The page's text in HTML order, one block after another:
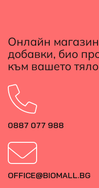
Онлайн
добавки, био
към вашето
0887 077 988
OFFICE@BIOMALL.BG